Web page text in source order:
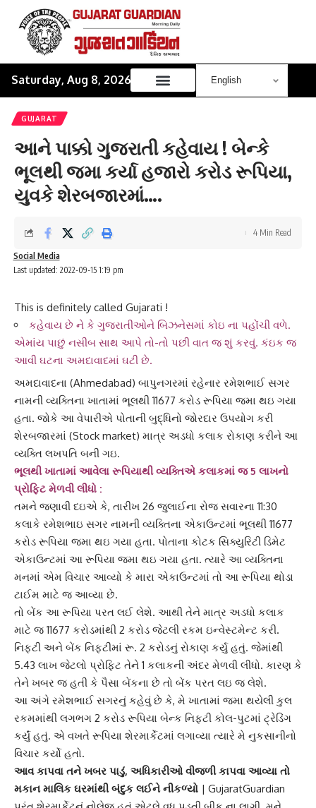
Saturday, Aug 8, 2026
GUJARAT
આને પાક્કો ગુજરાતી કહેવાય ! બેન્કે
ભૂલથી જમા કર્યા હજારો કરોડ રૂપિયા,
યુવકે શેરબજારમાં….
Last updated: 2022-09-15 1:19 pm
Social Media
4 Min Read
This is definitely called Gujarati !
કહેવાય છે ને કે ગુજરાતીઓને બિઝનેસમાં કોઇ ના પહોંચી વળે.
એમાંય પાછું નસીબ સાથ આપે તો-તો પછી વાત જ શું કરવું. કંઇક જ
આવી ઘટના અમદાવાદમાં ઘટી છે.
અમદાવાદના (Ahmedabad) બાપુનગરમાં રહેનાર રમેશભાઈ સગર
નામની વ્યક્તિના ખાતામાં ભૂલથી 11677 કરોડ રૂપિયા જમા થઇ ગયા
હતા. જોકે આ વેપારીએ પોતાની બુદ્ધિનો જોરદાર ઉપયોગ કરી
શેરબજારમાં (Stock market) માત્ર અડધો કલાક રોકાણ કરીને આ
વ્યક્તિ લખપતિ બની ગઇ.
ભૂલથી ખાતામાં આવેલા રૂપિયાથી વ્યક્તિએ કલાકમાં જ5 લાખનો
પ્રોફિટ મેળવી લીધો :
તમને જણાવી દઇએ કે, તારીખ 26 જુલાઈના રોજ સવારના 11:30
કલાકે રમેશભાઇ સગર નામની વ્યક્તિના એકાઉન્ટમાં ભૂલથી 11677
કરોડ રૂપિયા જમા થઇ ગયા હતા. પોતાના કોટક સિક્યુરિટી ડિમેટ
એકાઉન્ટમાં આ રૂપિયા જમા થઇ ગયા હતા. ત્યારે આ વ્યક્તિના
મનમાં એમ વિચાર આવ્યો કે મારા એકાઉન્ટમાં તો આ રૂપિયા થોડા
ટાઈમ માટે જ આવ્યા છે.
તો બેંક આ રૂપિયા પરત લઈ લેશે. આથી તેને માત્ર અડધો કલાક
માટે જ 11677 કરોડમાંથી 2 કરોડ જેટલી રકમ ઇન્વેસ્ટમેન્ટ કરી.
નિફ્ટી અને બેંક નિફ્ટીમાં રૂ. 2 કરોડનું રોકાણ કર્યુ હતું. જેમાંથી
5.43 લાખ જેટલો પ્રોફિટ તેને 1 કલાકની અંદર મેળવી લીધો. કારણ કે
તેને ખબર જ હતી કે પૈસા બેંકના છે તો બેંક પરત લઇ જ લેશે.
આ અંગે રમેશભાઈ સગરનું કહેવું છે કે, મે ખાતામાં જમા થયેલી કુલ
રકમમાંથી લગભગ 2 કરોડ રૂપિયા બેન્ક નિફ્ટી કોલ-પુટમાં ટ્રેડિંગ
કર્યું હતું. એ વખતે રૂપિયા શેરમાર્કેટમાં લગાવ્યા ત્યારે મે નુકસાનીનો
વિચાર કર્યો હતો.
આવ કાપવા તને ખબર પાડું, અધિકારીઓ વીજળી કાપવા આવ્યા તો
મકાન માલિક ઘરમાંથી બંદુક લઈને નીકળ્યો | GujaratGuardian